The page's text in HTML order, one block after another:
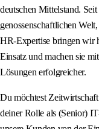
deutschen Mittelstand.
genossenschaftlichen
HR-Expertise bringen wir
Einsatz und machen sie
Lösungen erfolgreicher.
Du möchtest
deiner Rolle als (Senior)